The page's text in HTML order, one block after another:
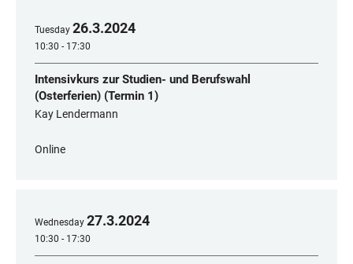
Tuesday 26.3.2024
10:30 - 17:30
Intensivkurs zur Studien- und Berufswahl
(Osterferien) (Termin 1)
Kay Lendermann
Online
Wednesday 27.3.2024
10:30 - 17:30